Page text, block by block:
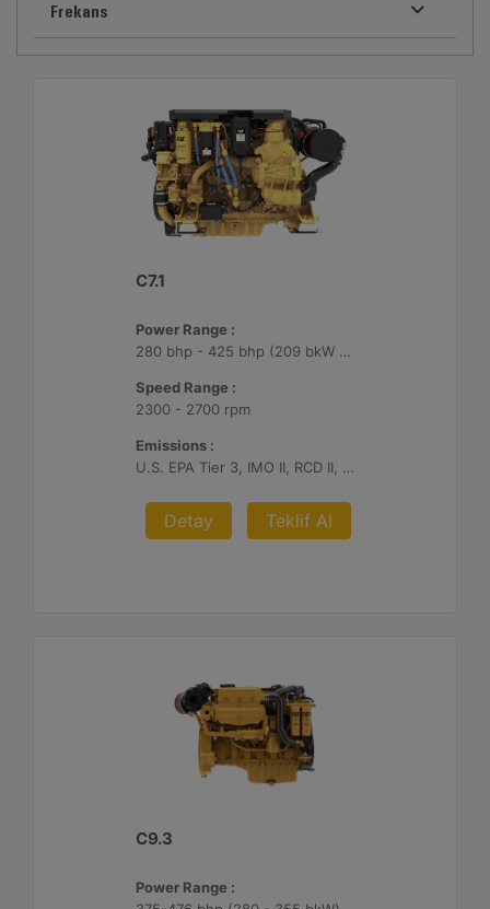
Frekans
C7.1
Power Range :
280 bhp - 425 bhp (209 bkW - 317 bkW)
Speed Range :
2300 - 2700 rpm
Emissions :
U.S. EPA Tier 3, IMO II, RCD II, China II
Detay Teklif Al
C9.3
Power Range :